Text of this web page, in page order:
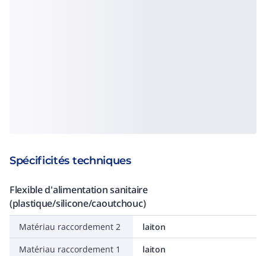
Spécificités techniques
Flexible d'alimentation sanitaire
(plastique/silicone/caoutchouc)
Matériau raccordement 2
laiton
Matériau raccordement 1
laiton